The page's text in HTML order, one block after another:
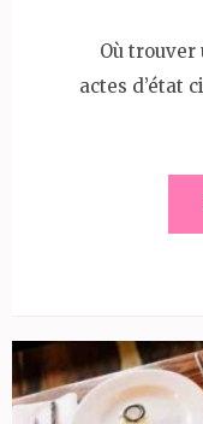
Où trouver
actes d’état